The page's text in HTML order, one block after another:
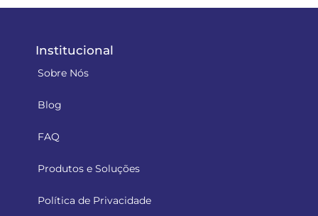
Institucional
Sobre Nós
Blog
FAQ
Produtos e Soluções
Política de Privacidade